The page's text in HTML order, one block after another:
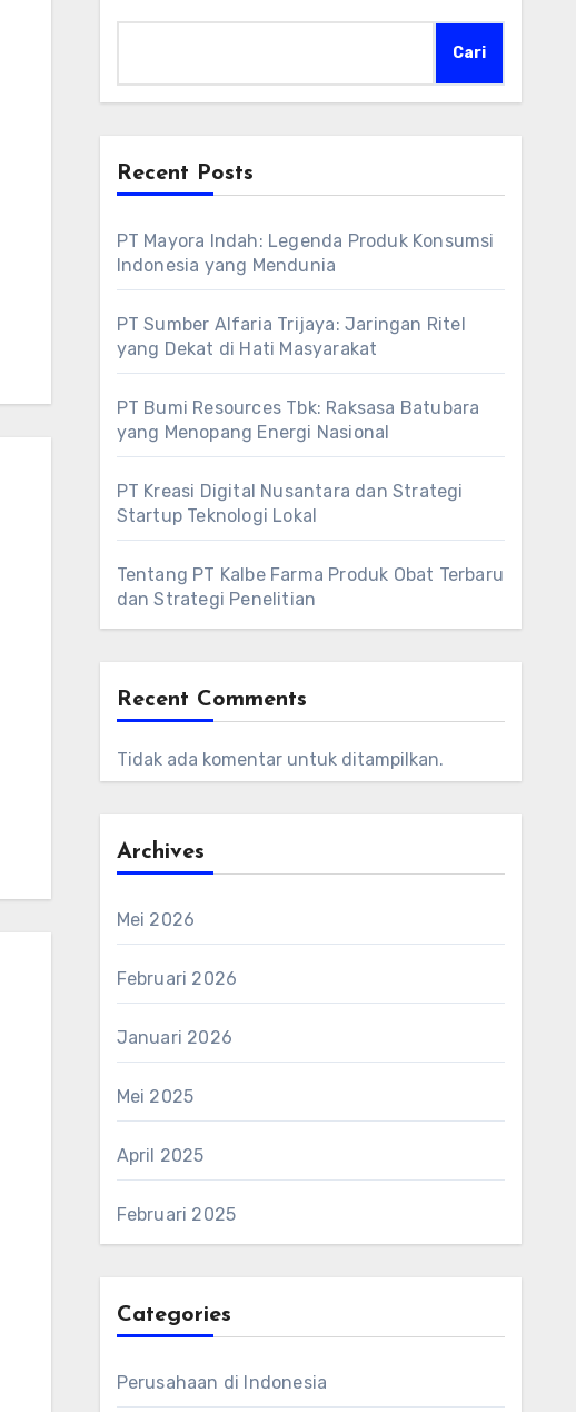
Cari
Recent Posts
PT Mayora Indah: Legenda Produk Konsumsi
Indonesia yang Mendunia
PT Sumber Alfaria Trijaya: Jaringan Ritel
yang Dekat di Hati Masyarakat
PT Bumi Resources Tbk: Raksasa Batubara
yang Menopang Energi Nasional
PT Kreasi Digital Nusantara dan Strategi
Startup Teknologi Lokal
Tentang PT Kalbe Farma Produk Obat Terbaru
dan Strategi Penelitian
Recent Comments
Tidak ada komentar untuk ditampilkan.
Archives
Mei 2026
Februari 2026
Januari 2026
Mei 2025
April 2025
Februari 2025
Categories
Perusahaan di Indonesia